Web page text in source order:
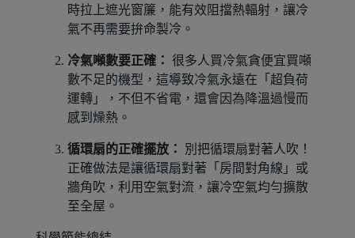
時拉上遮光窗簾，能有效阻擋熱輻射，讓冷
氣不再需要拚命製冷。
冷氣噸數要正確： 很多人買冷氣貪便宜買噸
數不足的機型，這導致冷氣永遠在「超負荷
運轉」，不但不省電，還會因為降溫過慢而
感到燥熱。
循環扇的正確擺放：
別把循環扇對著人吹！
正確做法是讓循環扇對著「房間對角線」或
牆角吹，利用空氣對流，讓冷空氣均勻擴散
至全屋。